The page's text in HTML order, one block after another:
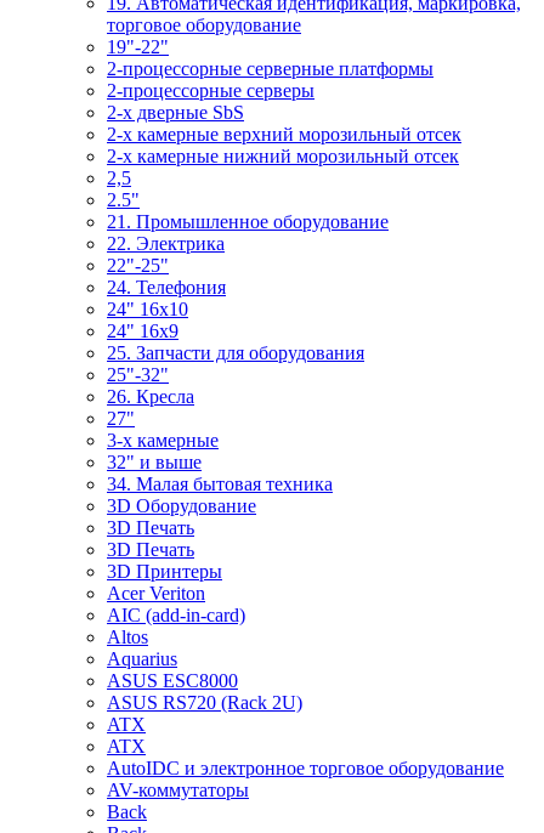
торговое оборудование
19"-22"
2-процессорные серверные платформы
2-процессорные серверы
2-х дверные SbS
2-х камерные верхний морозильный отсек
2-х камерные нижний морозильный отсек
2,5
2.5"
21. Промышленное оборудование
22. Электрика
22"-25"
24. Телефония
24" 16x10
24" 16x9
25. Запчасти для оборудования
25"-32"
26. Кресла
27"
3-x камерные
32" и выше
34. Малая бытовая техника
3D Оборудование
3D Печать
3D Печать
3D Принтеры
Acer Veriton
AIC (add-in-card)
Altos
Aquarius
ASUS ESC8000
ASUS RS720 (Rack 2U)
ATX
ATX
AutoIDC и электронное торговое оборудование
AV-коммутаторы
Back